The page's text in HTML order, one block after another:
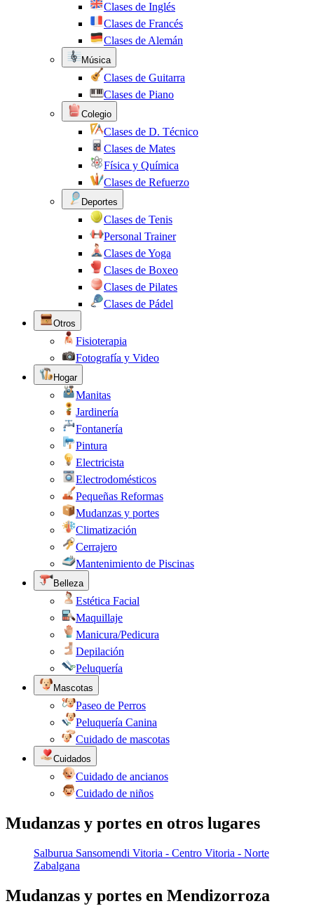
Clases de Inglés
Clases de Francés
Clases de Alemán
Música
Clases de Guitarra
Clases de Piano
Colegio
Clases de D. Técnico
Clases de Mates
Física y Química
Clases de Refuerzo
Deportes
Clases de Tenis
Personal Trainer
Clases de Yoga
Clases de Boxeo
Clases de Pilates
Clases de Pádel
Otros
Fisioterapia
Fotografía y Video
Hogar
Manitas
Jardinería
Fontanería
Pintura
Electricista
Electrodomésticos
Pequeñas Reformas
Mudanzas y portes
Climatización
Cerrajero
Mantenimiento de Piscinas
Belleza
Estética Facial
Maquillaje
Manicura/Pedicura
Depilación
Peluquería
Mascotas
Paseo de Perros
Peluquería Canina
Cuidado de mascotas
Cuidados
Cuidado de ancianos
Cuidado de niños
Mudanzas y portes en otros lugares
Salburua Sansomendi Vitoria - Centro Vitoria - Norte
Zabalgana
Mudanzas y portes en Mendizorroza